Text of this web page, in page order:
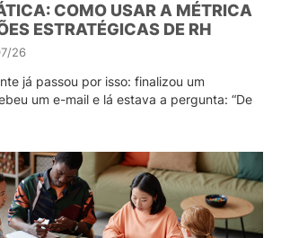
COMO USAR A MÉTRICA
ESTRATÉGICAS DE RH
26
já passou por isso: finalizou um
um e-mail e lá estava a pergunta: “De